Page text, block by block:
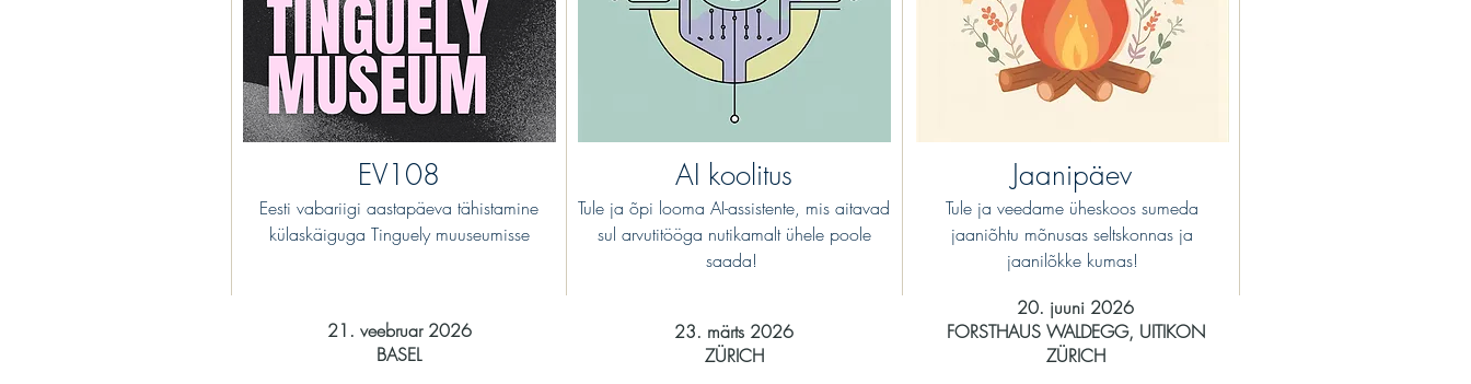
EV108
Eesti vabariigi aastapäeva tähistamine
külaskäiguga Tinguely muuseumisse
21. veebruar 2026
BASEL
AI koolitus
Tule ja õpi looma AI-assistente, mis aitavad
sul arvutitööga nutikamalt ühele poole
saada!
23. märts 2026
ZÜRICH
Jaanipäev
Tule ja veedame üheskoos sumeda
jaaniõhtu mõnusas seltskonnas ja
jaanilõkke kumas!
20. juuni 2026
FORSTHAUS WALDEGG, UITIKON
ZÜRICH